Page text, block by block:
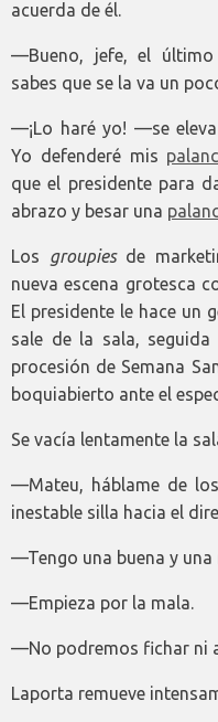
acuerda de él.
—Bueno, jefe, el último
sabes que se la va un
—¡Lo haré yo! —se eleva
Yo defenderé mis
que el presidente para
abrazo y besar una
Los groupiesde
nueva escena grotesca
El presidente le hace un
sale de la sala,
procesión de Semana
boquiabierto ante el
Se vacía lentamente la
—Mateu, háblame de
inestable silla hacia el
—Tengo una buena y
—Empieza por la mala.
—No podremos fichar ni
Laporta remueve